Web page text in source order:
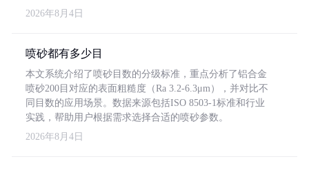
2026年8月4日
喷砂都有多少目
本文系统介绍了喷砂目数的分级标准，重点分析了铝合金
喷砂200目对应的表面粗糙度（Ra 3.2-6.3μm），并对比不
同目数的应用场景。数据来源包括ISO 8503-1标准和行业
实践，帮助用户根据需求选择合适的喷砂参数。
2026年8月4日